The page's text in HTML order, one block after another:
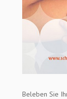
Beleben Sie